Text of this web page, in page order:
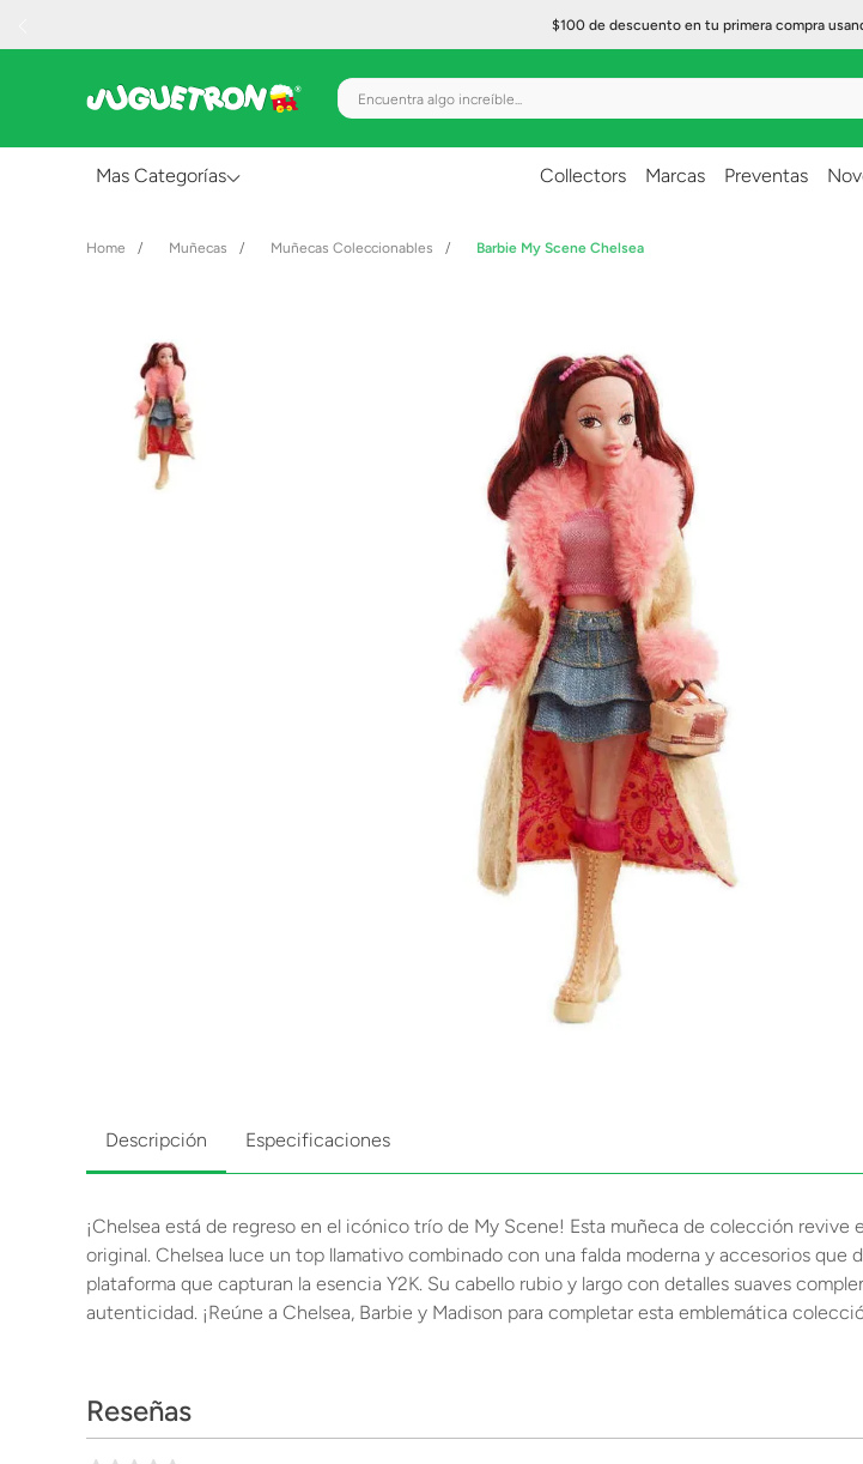
$100 de descuento en tu primera compra
Encuentra algo increíble...
Mas Categorías
Creatividad y Arte
Figuras de Acción
Gadgets y Electrónicos
Collectors Marcas Preventas
Muñecas Muñecas Coleccionables Barbie My Scene Chelsea
Descripción Especificaciones
¡Chelsea está de regreso en el icónico trío de My Scene! Esta muñeca de colección
original. Chelsea luce un top llamativo combinado con una falda moderna y accesorios
plataforma que capturan la esencia Y2K. Su cabello rubio y largo con detalles suaves
autenticidad. ¡Reúne a Chelsea, Barbie y Madison para completar esta emblemática
Reseñas